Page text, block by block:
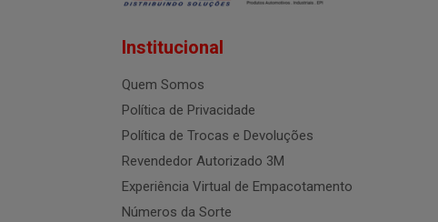
Institucional
Quem Somos
Política de Privacidade
Política de Trocas e Devoluções
Revendedor Autorizado 3M
Experiência Virtual de Empacotamento
Números da Sorte